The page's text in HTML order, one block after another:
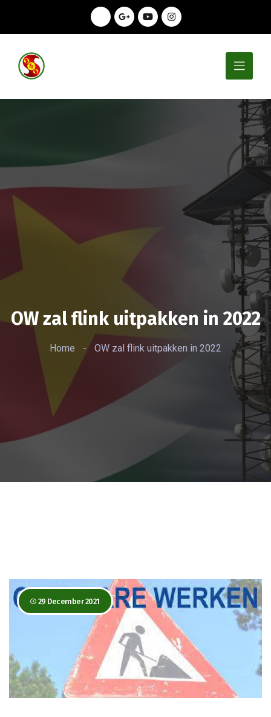
OW zal flink uitpakken in 2022
Home - OW zal flink uitpakken in 2022
29 December 2021